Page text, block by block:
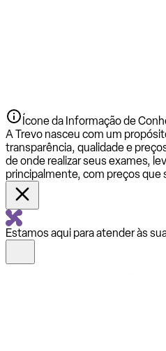
Ícone da Informação de
A Trevo nasceu com um
transparência, qualidade e
de onde realizar seus exames,
principalmente, com preços que
Estamos aqui para atender às